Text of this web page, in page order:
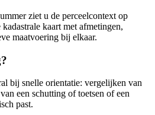
ziet u de perceelcontext op
kaart met afmetingen,
maatvoering bij elkaar.
bij snelle orientatie: vergelijken van
een schutting of toetsen of een
past.